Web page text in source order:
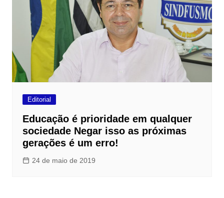
Editorial
Educação é prioridade em qualquer
sociedade Negar isso as próximas
gerações é um erro!
24 de maio de 2019